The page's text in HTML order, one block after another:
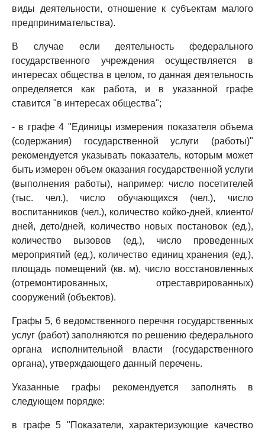
виды деятельности, отношение к субъектам малого
предпринимательства).
В случае если деятельность федерального
государственного учреждения осуществляется в
интересах общества в целом, то данная деятельность
определяется как работа, и в указанной графе
ставится "в интересах общества";
- в графе 4 "Единицы измерения показателя объема
(содержания) государственной услуги (работы)"
рекомендуется указывать показатель, которым может
быть измерен объем оказания государственной услуги
(выполнения работы), например: число посетителей
(тыс. чел.), число обучающихся (чел.), число
воспитанников (чел.), количество койко-дней, клиенто/
дней, дето/дней, количество новых постановок (ед.),
количество вызовов (ед.), число проведенных
мероприятий (ед.), количество единиц хранения (ед.),
площадь помещений (кв. м), число восстановленных
(отремонтированных, отреставрированных)
сооружений (объектов).
Графы 5, 6 ведомственного перечня государственных
услуг (работ) заполняются по решению федерального
органа исполнительной власти (государственного
органа), утверждающего данный перечень.
Указанные графы рекомендуется заполнять в
следующем порядке:
в графе 5 "Показатели, характеризующие качество